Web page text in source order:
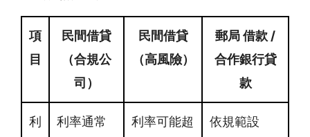
項
目
民間借貸
（合規公
司）
民間借貸
（高風險）
郵局 借款 /
合作銀行貸
款
利
利率通常
利率可能超
依規範設